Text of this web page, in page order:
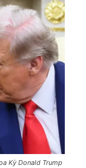
Kỳ Donald Trump